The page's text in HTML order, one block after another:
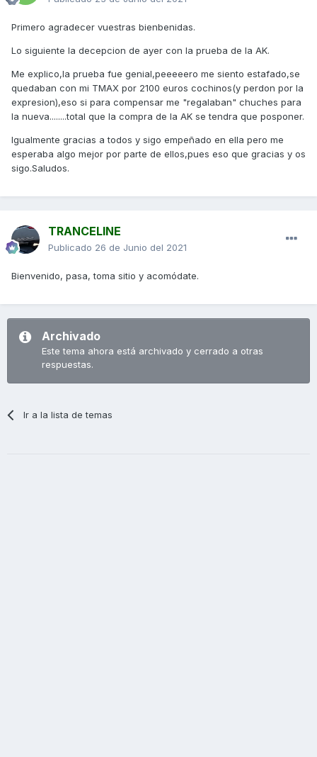
Primero agradecer vuestras bienbenidas.
Lo siguiente la decepcion de ayer con la prueba de la AK.
Me explico,la prueba fue genial,peeeeero me siento estafado,se
quedaban con mi TMAX por 2100 euros cochinos(y perdon por la
expresion),eso si para compensar me "regalaban" chuches para
la nueva........total que la compra de la AK se tendra que posponer.
Igualmente gracias a todos y sigo empeñado en ella pero me
esperaba algo mejor por parte de ellos,pues eso que gracias y os
sigo.Saludos.
TRANCELINE
Publicado 26 de Junio del 2021
Bienvenido, pasa, toma sitio y acomódate.
Archivado
Este tema ahora está archivado y cerrado a otras
respuestas.
Ir a la lista de temas